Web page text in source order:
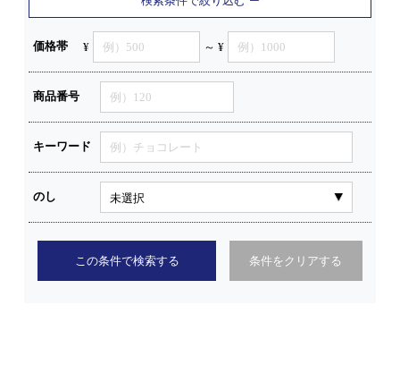
価格帯 ¥ ～ ¥
商品番号
キーワード
のし
この条件で検索する 条件をクリアする